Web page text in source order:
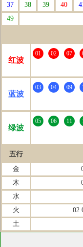
37
38 39 40
49
红波
01 02 07
蓝波
03 04 09
绿波
05 06 11
五行
金
木
水
火
02
土